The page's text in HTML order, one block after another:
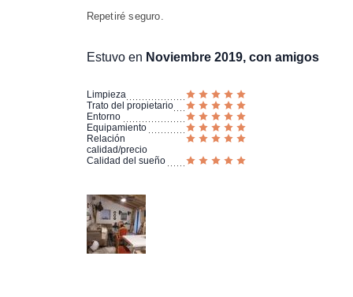
Repetiré seguro.
Estuvo en Noviembre 2019, con amigos
Limpieza
Trato del propietario
Entorno
Equipamiento
Relación
calidad/precio
Calidad del sueño